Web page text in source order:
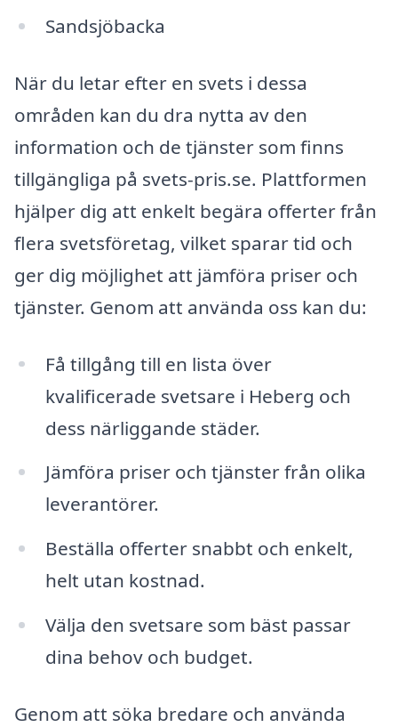
Sandsjöbacka
När du letar efter en svets i dessa
områden kan du dra nytta av den
information och de tjänster som finns
tillgängliga på svets-pris.se. Plattformen
hjälper dig att enkelt begära offerter från
flera svetsföretag, vilket sparar tid och
ger dig möjlighet att jämföra priser och
tjänster. Genom att använda oss kan du:
Få tillgång till en lista över
kvalificerade svetsare i Heberg och
dess närliggande städer.
Jämföra priser och tjänster från olika
leverantörer.
Beställa offerter snabbt och enkelt,
helt utan kostnad.
Välja den svetsare som bäst passar
dina behov och budget.
Genom att söka bredare och använda